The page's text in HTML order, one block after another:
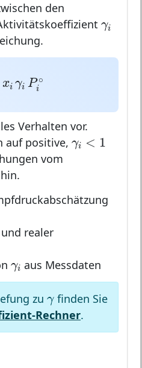
den
γi
γi
xi γi P ∘
i
iγ iP ∘
Verhalten vor.
auf positive,γi < 1
γi <1
vom
realer
γi
γi aus Messdaten
zu γ
γfinden Sie
Rechner.